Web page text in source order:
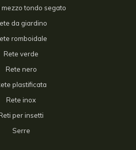
mezzo tondo segato
da giardino
romboidale
Rete verde
Rete nero
plastificata
Rete inox
per insetti
Serre